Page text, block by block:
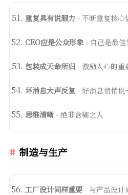
重复具有说服力 - 不断重复核心
CEO应是公众形象- 自己是最佳
包装成天命所归- 激励人心的重
坏消息大声反复- 好消息悄悄说
思维清晰- 绝非含糊之人
制造与生产
工厂设计同样重要- 与产品设计